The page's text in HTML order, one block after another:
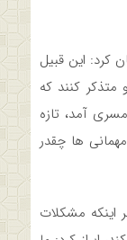
کرد: این قبیل
متذکر کنند که
آمد، تازه
ها چقدر
اینکه مشکلات